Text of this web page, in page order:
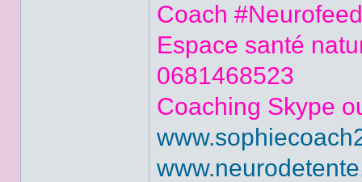
Coach
Espace santé
0681468523
Coaching Skype